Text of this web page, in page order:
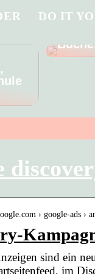
DO IT
› google-ads ›
sind ein
im